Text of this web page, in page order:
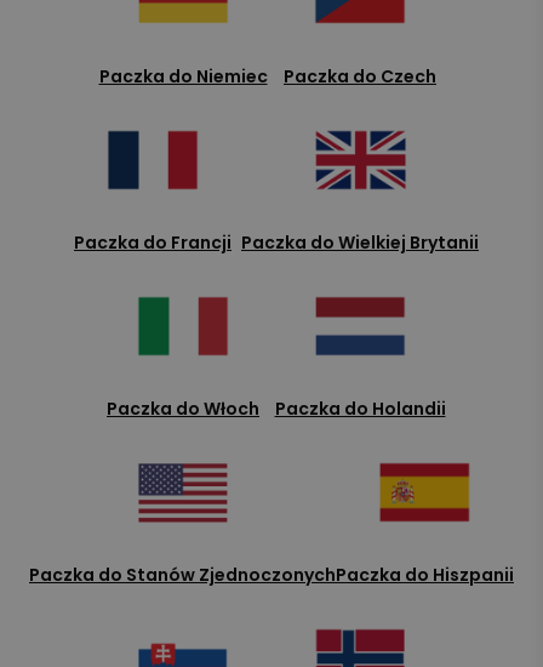
Paczka do Niemiec Paczka do Czech
Paczka do Francji Paczka do Wielkiej Brytanii
Paczka do Włoch Paczka do Holandii
Paczka do Stanów ZjednoczonychPaczka do Hiszpanii